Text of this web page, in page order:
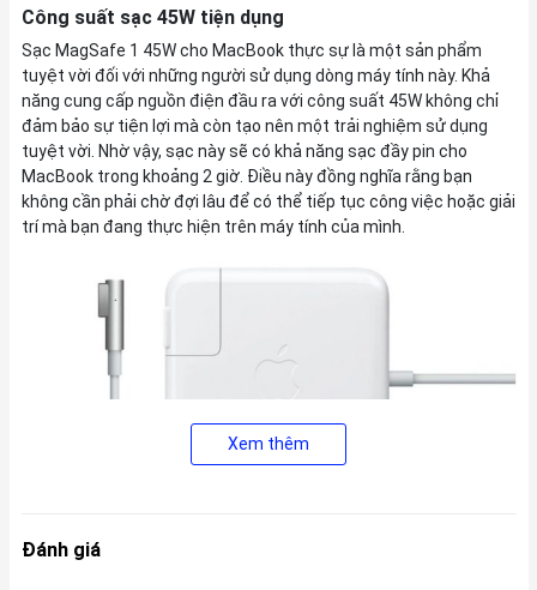
Công suất sạc 45W tiện dụng
Sạc MagSafe 1 45W cho MacBook thực sự là một sản phẩm
tuyệt vời đối với những người sử dụng dòng máy tính này. Khả
năng cung cấp nguồn điện đầu ra với công suất 45W không chỉ
đảm bảo sự tiện lợi mà còn tạo nên một trải nghiệm sử dụng
tuyệt vời. Nhờ vậy, sạc này sẽ có khả năng sạc đầy pin cho
MacBook trong khoảng 2 giờ. Điều này đồng nghĩa rằng bạn
không cần phải chờ đợi lâu để có thể tiếp tục công việc hoặc giải
trí mà bạn đang thực hiện trên máy tính của mình.
Xem thêm
Đánh giá